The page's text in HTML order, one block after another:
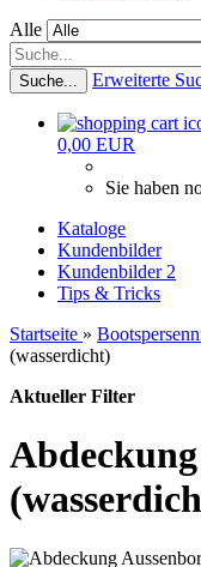
Alle
Suche... Erweiterte
0,00 EUR
Sie haben
Kataloge
Kundenbilder
Kundenbilder 2
Tips & Tricks
Startseite »
(wasserdicht)
Aktueller Filter